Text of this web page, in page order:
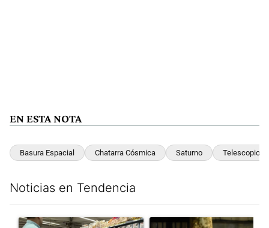
EN ESTA NOTA
Basura Espacial Chatarra Cósmica Saturno Telescopio
Noticias en Tendencia
Un artículo de tendencia con el título "Inflación y dólar: cuáles
Un artículo de tendencia con